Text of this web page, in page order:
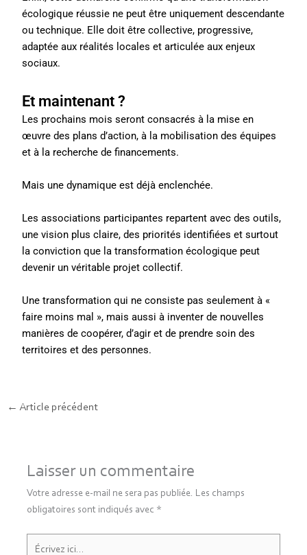
écologique réussie ne peut être uniquement descendante
ou technique. Elle doit être collective, progressive,
adaptée aux réalités locales et articulée aux enjeux
sociaux.
Et maintenant ?
Les prochains mois seront consacrés à la mise en
œuvre des plans d’action, à la mobilisation des équipes
et à la recherche de financements.
Mais une dynamique est déjà enclenchée.
Les associations participantes repartent avec des outils,
une vision plus claire, des priorités identifiées et surtout
la conviction que la transformation écologique peut
devenir un véritable projet collectif.
Une transformation qui ne consiste pas seulement à «
faire moins mal », mais aussi à inventer de nouvelles
manières de coopérer, d’agir et de prendre soin des
territoires et des personnes.
← Article précédent
Laisser un commentaire
Votre adresse e-mail ne sera pas publiée. Les champs
obligatoires sont indiqués avec *